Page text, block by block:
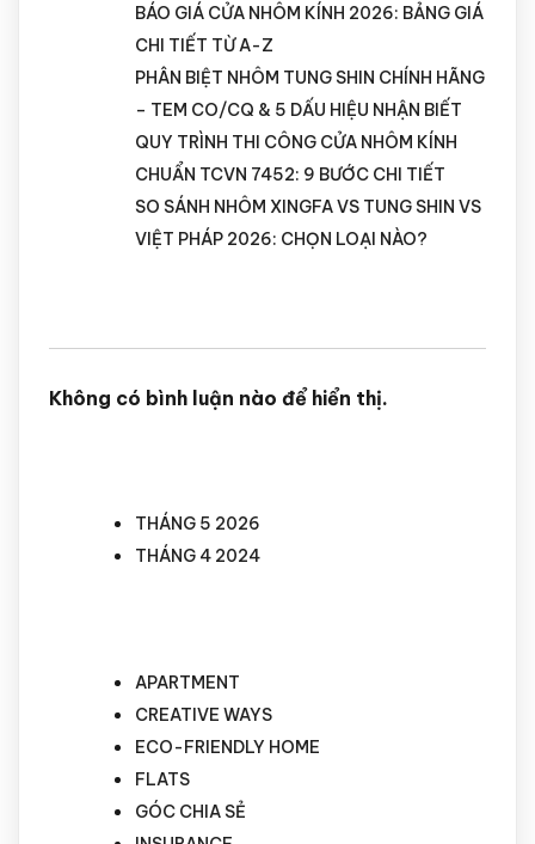
BÁO GIÁ CỬA NHÔM KÍNH 2026: BẢNG GIÁ
CHI TIẾT TỪ A-Z
PHÂN BIỆT NHÔM TUNG SHIN CHÍNH HÃNG
– TEM CO/CQ & 5 DẤU HIỆU NHẬN BIẾT
QUY TRÌNH THI CÔNG CỬA NHÔM KÍNH
CHUẨN TCVN 7452: 9 BƯỚC CHI TIẾT
SO SÁNH NHÔM XINGFA VS TUNG SHIN VS
VIỆT PHÁP 2026: CHỌN LOẠI NÀO?
Không có bình luận nào để hiển thị.
THÁNG 5 2026
THÁNG 4 2024
APARTMENT
CREATIVE WAYS
ECO-FRIENDLY HOME
FLATS
GÓC CHIA SẺ